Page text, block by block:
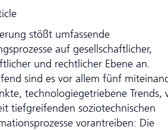
stößt umfassende
auf gesell­schaft­licher,
und rechtlicher Ebene an.
sind es vor allem fünf
technologiegetriebene Trends,
tiefgreifenden soziotechnischen
vorantreiben: Die